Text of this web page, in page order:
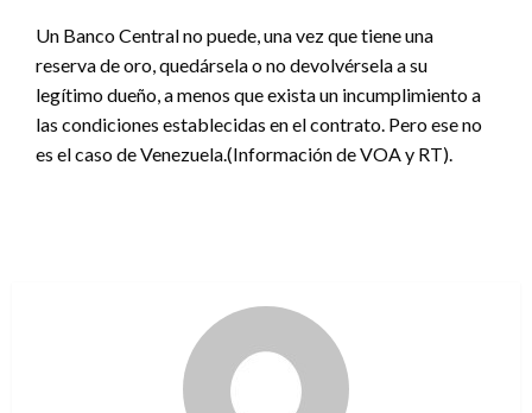
Un Banco Central no puede, una vez que tiene una
reserva de oro, quedársela o no devolvérsela a su
legítimo dueño, a menos que exista un incumplimiento a
las condiciones establecidas en el contrato. Pero ese no
es el caso de Venezuela.(Información de VOA y RT).